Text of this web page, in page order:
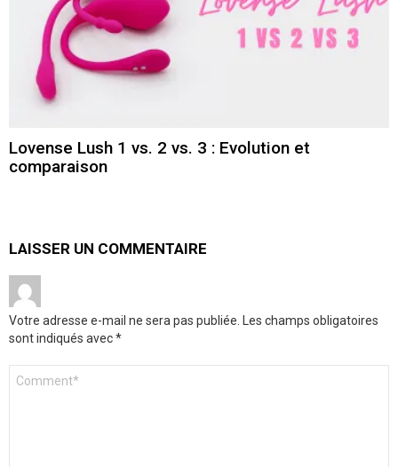
Lovense Lush 1 vs. 2 vs. 3 : Evolution et
comparaison
LAISSER UN COMMENTAIRE
Votre adresse e-mail ne sera pas publiée.
Les champs obligatoires
sont indiqués avec*